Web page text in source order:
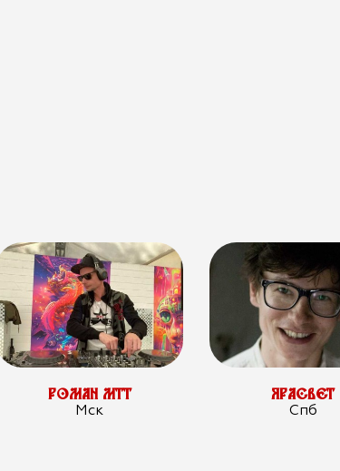
РОМАН МТТ
Мск
ЯРАСВЕТ
Спб